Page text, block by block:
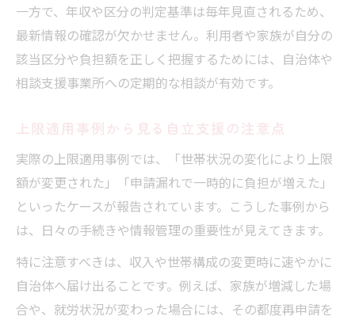
一方で、年収や区分の判定基準は毎年見直されるため、
最新情報の確認が欠かせません。利用者や家族が自分の
該当区分や負担額を正しく把握するためには、自治体や
相談支援事業所への定期的な相談が有効です。
上限適用事例から見る自立支援の注意点
実際の上限適用事例では、「世帯状況の変化により上限
額が変更された」「申請漏れで一時的に負担が増えた」
といったケースが報告されています。こうした事例から
は、日々の手続きや情報管理の重要性が見えてきます。
特に注意すべきは、収入や世帯構成の変更時に速やかに
自治体へ届け出ることです。例えば、家族が増減した場
合や、就労状況が変わった場合には、その都度再申請を